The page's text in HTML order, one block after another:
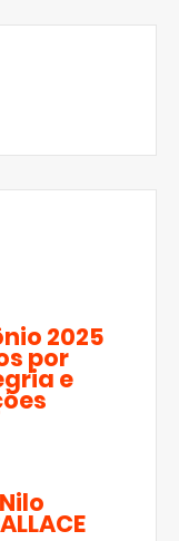
2025
por
e